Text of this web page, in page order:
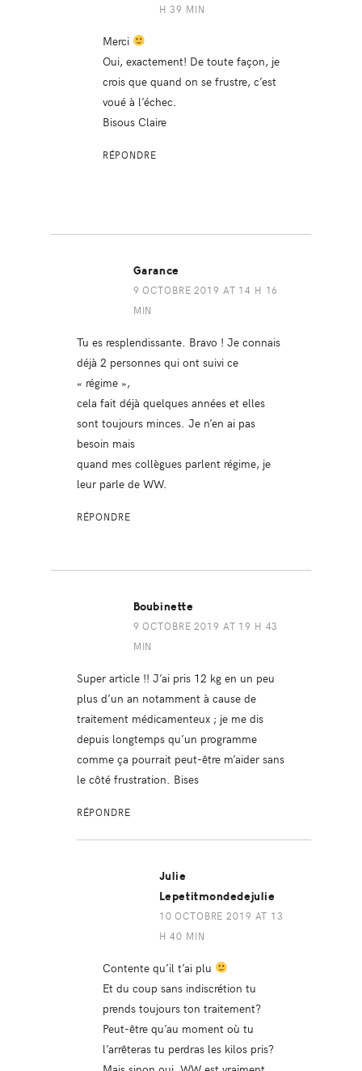
H 39 MIN
Merci
Oui, exactement! De toute façon, je
crois que quand on se frustre, c’est
voué à l’échec.
Bisous Claire
RÉPONDRE
Garance
9 OCTOBRE 2019 AT 14 H 16
MIN
Tu es resplendissante. Bravo ! Je connais
déjà 2 personnes qui ont suivi ce
« régime »,
cela fait déjà quelques années et elles
sont toujours minces. Je n’en ai pas
besoin mais
quand mes collègues parlent régime, je
leur parle de WW.
RÉPONDRE
Boubinette
9 OCTOBRE 2019 AT 19 H 43
MIN
Super article !! J’ai pris 12 kg en un peu
plus d’un an notamment à cause de
traitement médicamenteux ; je me dis
depuis longtemps qu’un programme
comme ça pourrait peut-être m’aider sans
le côté frustration. Bises
RÉPONDRE
Julie
Lepetitmondedejulie
10 OCTOBRE 2019 AT 13
H 40 MIN
Contente qu’il t’ai plu
Et du coup sans indiscrétion tu
prends toujours ton traitement?
Peut-être qu’au moment où tu
l’arrêteras tu perdras les kilos pris?